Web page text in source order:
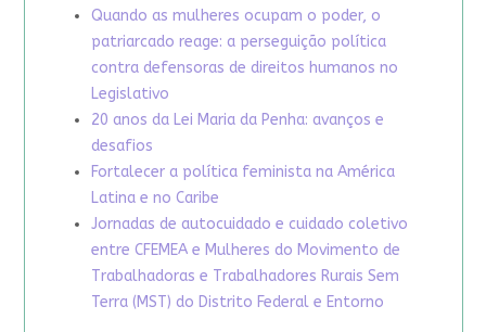
Quando as mulheres ocupam o poder, o
patriarcado reage: a perseguição política
contra defensoras de direitos humanos no
Legislativo
20 anos da Lei Maria da Penha: avanços e
desafios
Fortalecer a política feminista na América
Latina e no Caribe
Jornadas de autocuidado e cuidado coletivo
entre CFEMEA e Mulheres do Movimento de
Trabalhadoras e Trabalhadores Rurais Sem
Terra (MST) do Distrito Federal e Entorno